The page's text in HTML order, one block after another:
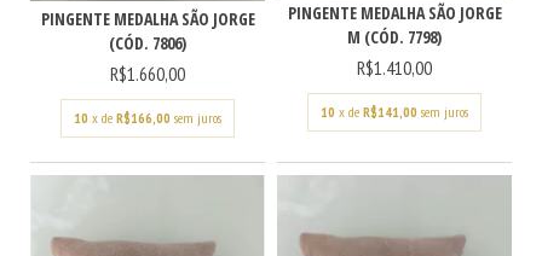
PINGENTE MEDALHA SÃO JORGE
(CÓD. 7806)
R$1.660,00
10 x de R$166,00 sem juros
PINGENTE MEDALHA SÃO JORGE
M (CÓD. 7798)
R$1.410,00
10 x de R$141,00 sem juros